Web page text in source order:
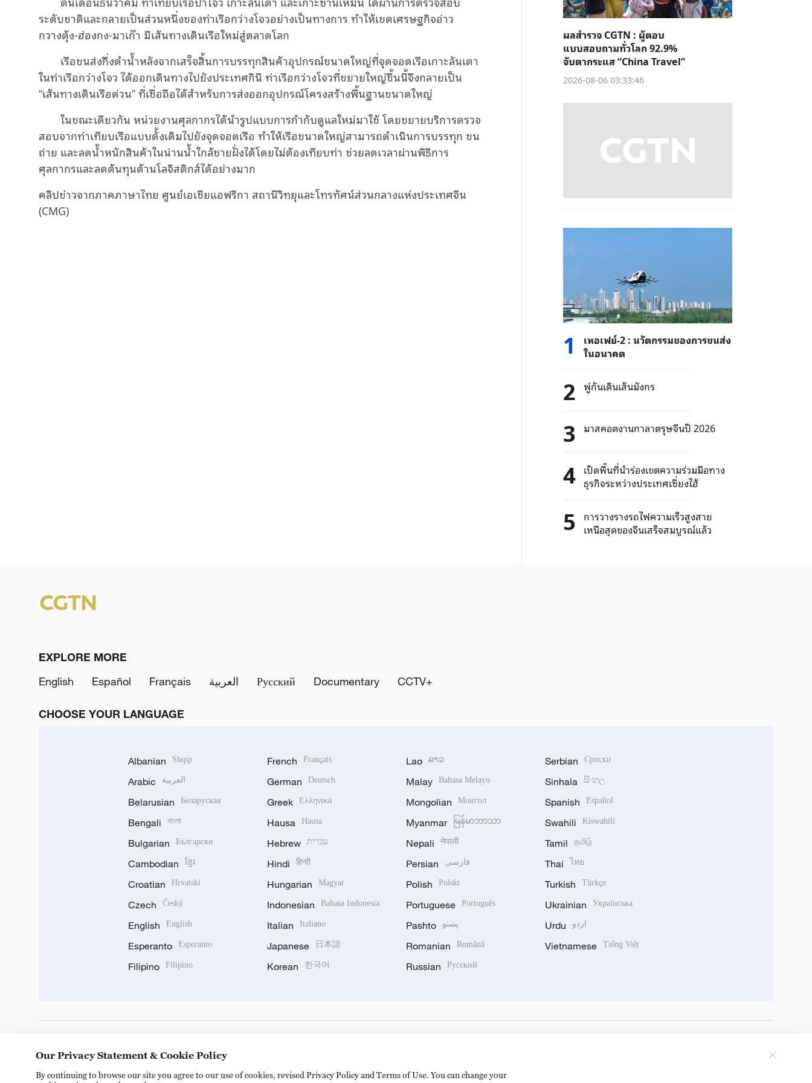
ระดับชาติและกลายเป็นส่วนหนึ่งของท่าเรือกว่างโจวอย่างเป็นทางการ ทำให้เขตเศรษฐกิจอ่าว
กวางตุ้ง-ฮ่องกง-มาเก๊า มีเส้นทางเดินเรือใหม่สู่ตลาดโลก
เรือขนส่งกึ่งดำน้ำหลังจากเสร็จสิ้นการบรรทุกสินค้าอุปกรณ์ขนาดใหญ่ที่จุดจอดเรือเกาะลันเตา
ในท่าเรือกว่างโจว ได้ออกเดินทางไปยังประเทศกินี ท่าเรือกว่างโจวที่ขยายใหญ่ขึ้นนี้จึงกลายเป็น
“เส้นทางเดินเรือด่วน” ที่เชื่อถือได้สำหรับการส่งออกอุปกรณ์โครงสร้างพื้นฐานขนาดใหญ่
ในขณะเดียวกัน หน่วยงานศุลกากรได้นำรูปแบบการกำกับดูแลใหม่มาใช้ โดยขยายบริการตรวจ
สอบจากท่าเทียบเรือแบบดั้งเดิมไปยังจุดจอดเรือ ทำให้เรือขนาดใหญ่สามารถดำเนินการบรรทุก ขน
ถ่าย และลดน้ำหนักสินค้าในน่านน้ำใกล้ชายฝั่งได้โดยไม่ต้องเทียบท่า ช่วยลดเวลาผ่านพิธีการ
ศุลกากรและลดต้นทุนด้านโลจิสติกส์ได้อย่างมาก
คลิปข่าวจากภาคภาษาไทย ศูนย์เอเชียแอฟริกา สถานีวิทยุและโทรทัศน์ส่วนกลางแห่งประเทศจีน
(CMG)
ผลสำรวจ CGTN : ผู้ตอบ
แบบสอบถามทั่วโลก 92.9%
จับตากระแส “China Travel”
2026-08-06 03:33:46
1
เหอเฟย์-2 : นวัตกรรมของการขนส่ง
ในอนาคต
2 พู่กันเดินเส้นมังกร
3 มาสคอตงานกาลาตรุษจีนปี 2026
4 เปิดพื้นที่นำร่องเขตความร่วมมือทาง
ธุรกิจระหว่างประเทศเซี่ยงไฮ้
5
การวางรางรถไฟความเร็วสูงสาย
เหนือสุดของจีนเสร็จสมบูรณ์แล้ว
EXPLORE MORE
English
Español Français العربية Русский Documentary CCTV+
CHOOSE YOUR LANGUAGE
Albanian Shqip
Arabic العربية
Belarusian Беларуская
Bengali বাংলা
Bulgarian Български
Cambodian ខ្មែរ
Croatian Hrvatski
Czech Český
English English
Esperanto Esperanto
Filipino Filipino
French Français
German Deutsch
Greek Ελληνικά
Hausa Hausa
Hebrew עברית
Hindi हिन्दी
Hungarian Magyar
Indonesian Bahasa Indonesia
Italian Italiano
Japanese 日本語
Korean 한국어
Lao ລາວ
Malay Bahasa Melayu
Mongolian Монгол
Myanmar မြန်မာဘာသာ
Nepali नेपाली
Persian فارسی
Polish Polski
Portuguese Português
Pashto پښتو
Romanian Română
Russian Русский
Serbian Српски
Sinhala සිංහල
Spanish Español
Swahili Kiswahili
Tamil தமிழ்
Thai ไทย
Turkish Türkçe
Ukrainian Українська
Urdu اردو
Vietnamese Tiếng Việt
Our Privacy Statement & Cookie Policy
By continuing to browse our site you agree to our use of cookies, revised Privacy Policy and Terms of Use. You can change your